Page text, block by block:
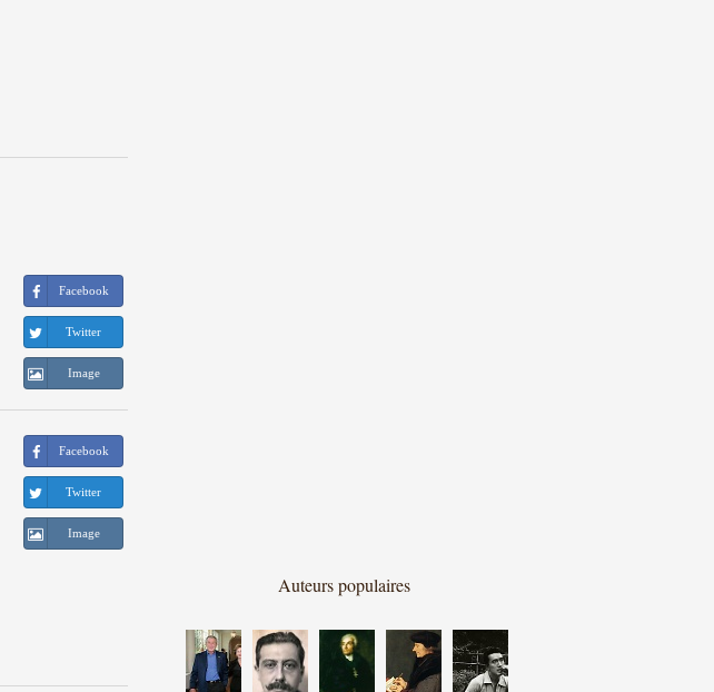
Facebook
Twitter
Image
Facebook
Twitter
Image
Auteurs populaires